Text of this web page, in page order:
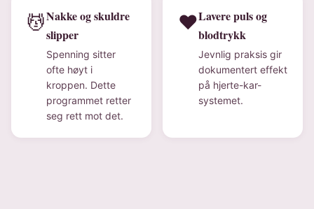
💆Nakke og skuldre
slipper
Spenning sitter
ofte høyt i
kroppen. Dette
programmet retter
seg rett mot det.
❤️Lavere puls og
blodtrykk
Jevnlig praksis gir
dokumentert effekt
på hjerte-kar-
systemet.